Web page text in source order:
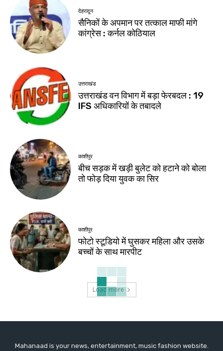
देहरादून
सैनिकों के अपमान पर तत्काल माफी मांगे
कांग्रेस : कर्नल कोठियाल
उत्तराखंड
उत्तराखंड वन विभाग में बड़ा फेरबदल : 19
IFS अधिकारियों के तबादले
काशीपुर
बीच सड़क में खड़ी बुलेट को हटाने को बोला
तो फोड़ दिया युवक का सिर
काशीपुर
फोटो स्टूडियो में घुसकर महिला और उसके
बच्चों के साथ मारपीट
Load more
Mahanaad is your news, entertainment, music fashion website.